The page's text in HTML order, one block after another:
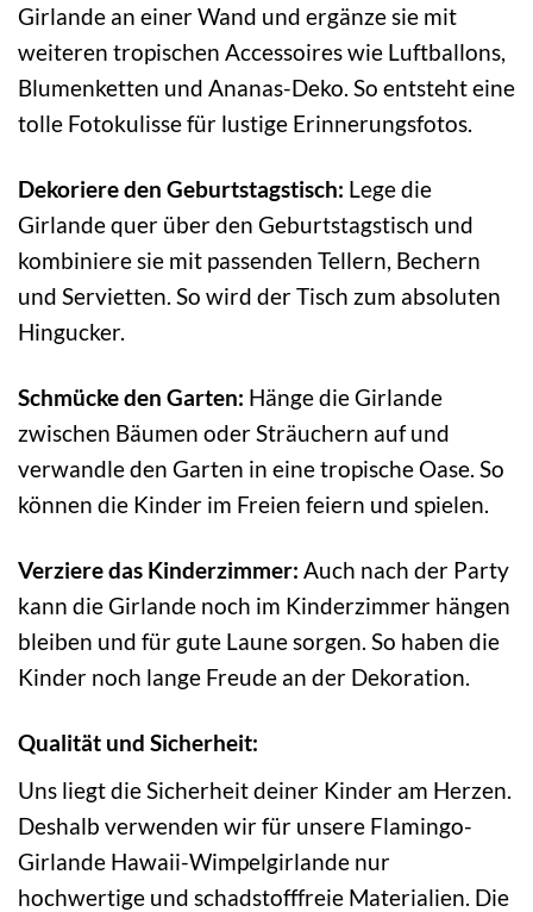
Girlande an einer Wand und ergänze sie mit
weiteren tropischen Accessoires wie Luftballons,
Blumenketten und Ananas-Deko. So entsteht eine
tolle Fotokulisse für lustige Erinnerungsfotos.
Dekoriere den Geburtstagstisch: Lege die
Girlande quer über den Geburtstagstisch und
kombiniere sie mit passenden Tellern, Bechern
und Servietten. So wird der Tisch zum absoluten
Hingucker.
Schmücke den Garten: Hänge die Girlande
zwischen Bäumen oder Sträuchern auf und
verwandle den Garten in eine tropische Oase. So
können die Kinder im Freien feiern und spielen.
Verziere das Kinderzimmer: Auch nach der Party
kann die Girlande noch im Kinderzimmer hängen
bleiben und für gute Laune sorgen. So haben die
Kinder noch lange Freude an der Dekoration.
Qualität und Sicherheit:
Uns liegt die Sicherheit deiner Kinder am Herzen.
Deshalb verwenden wir für unsere Flamingo-
Girlande Hawaii-Wimpelgirlande nur
hochwertige und schadstofffreie Materialien. Die